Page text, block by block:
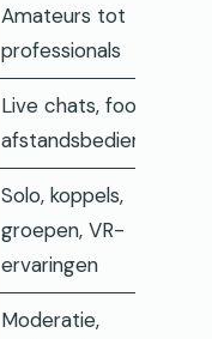
Amateurs tot
professionals
Live chats, fooien,
afstandsbediening
Solo, koppels,
groepen, VR-
ervaringen
Moderatie,